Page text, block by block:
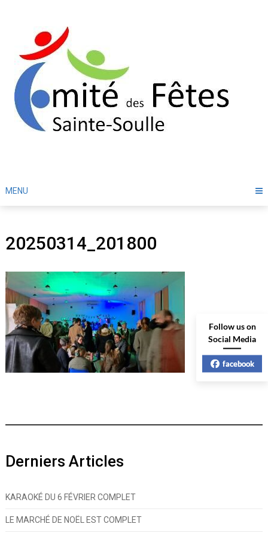
MENU
20250314_201800
Derniers Articles
KARAOKÉ DU 6 FÉVRIER COMPLET
LE MARCHÉ DE NOËL EST COMPLET
Follow us on
Social Media
facebook